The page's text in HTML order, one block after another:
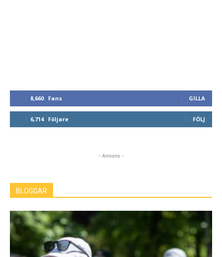
8,660 Fans GILLA
6,714 Följare FÖLJ
- Annons -
BLOGGAR